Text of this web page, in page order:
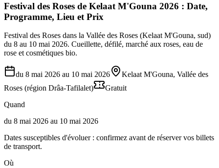
Festival des Roses de Kelaat M'Gouna 2026 : Date,
Programme, Lieu et Prix
Festival des Roses dans la Vallée des Roses (Kelaat M'Gouna, sud)
du 8 au 10 mai 2026. Cueillette, défilé, marché aux roses, eau de
rose et cosmétiques bio.
du 8 mai 2026 au 10 mai 2026
Kelaat M'Gouna, Vallée des
Roses (région Drâa-Tafilalet)
Gratuit
Quand
du 8 mai 2026 au 10 mai 2026
Dates susceptibles d'évoluer : confirmez avant de réserver vos billets
de transport.
Où